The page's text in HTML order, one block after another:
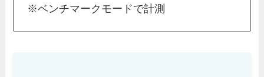
※ベンチマークモードで計測